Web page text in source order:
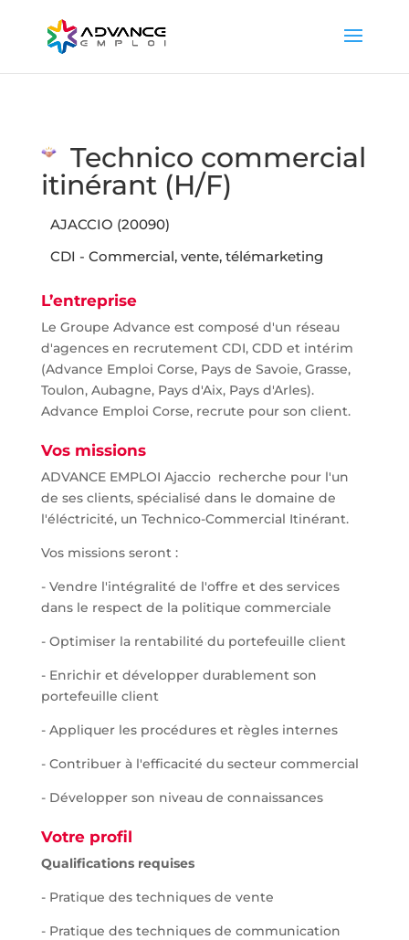
Technico commercial
itinérant (H/F)
AJACCIO (20090)
CDI - Commercial, vente, télémarketing
L’entreprise
Le Groupe Advance est composé d'un réseau
d'agences en recrutement CDI, CDD et intérim
(Advance Emploi Corse, Pays de Savoie, Grasse,
Toulon, Aubagne, Pays d'Aix, Pays d'Arles).
Advance Emploi Corse, recrute pour son client.
Vos missions
ADVANCE EMPLOI Ajaccio recherche pour l'un
de ses clients, spécialisé dans le domaine de
l'éléctricité, un Technico-Commercial Itinérant.
Vos missions seront :
- Vendre l'intégralité de l'offre et des services
dans le respect de la politique commerciale
- Optimiser la rentabilité du portefeuille client
- Enrichir et développer durablement son
portefeuille client
- Appliquer les procédures et règles internes
- Contribuer à l'efficacité du secteur commercial
- Développer son niveau de connaissances
Votre profil
Qualifications requises
- Pratique des techniques de vente
- Pratique des techniques de communication